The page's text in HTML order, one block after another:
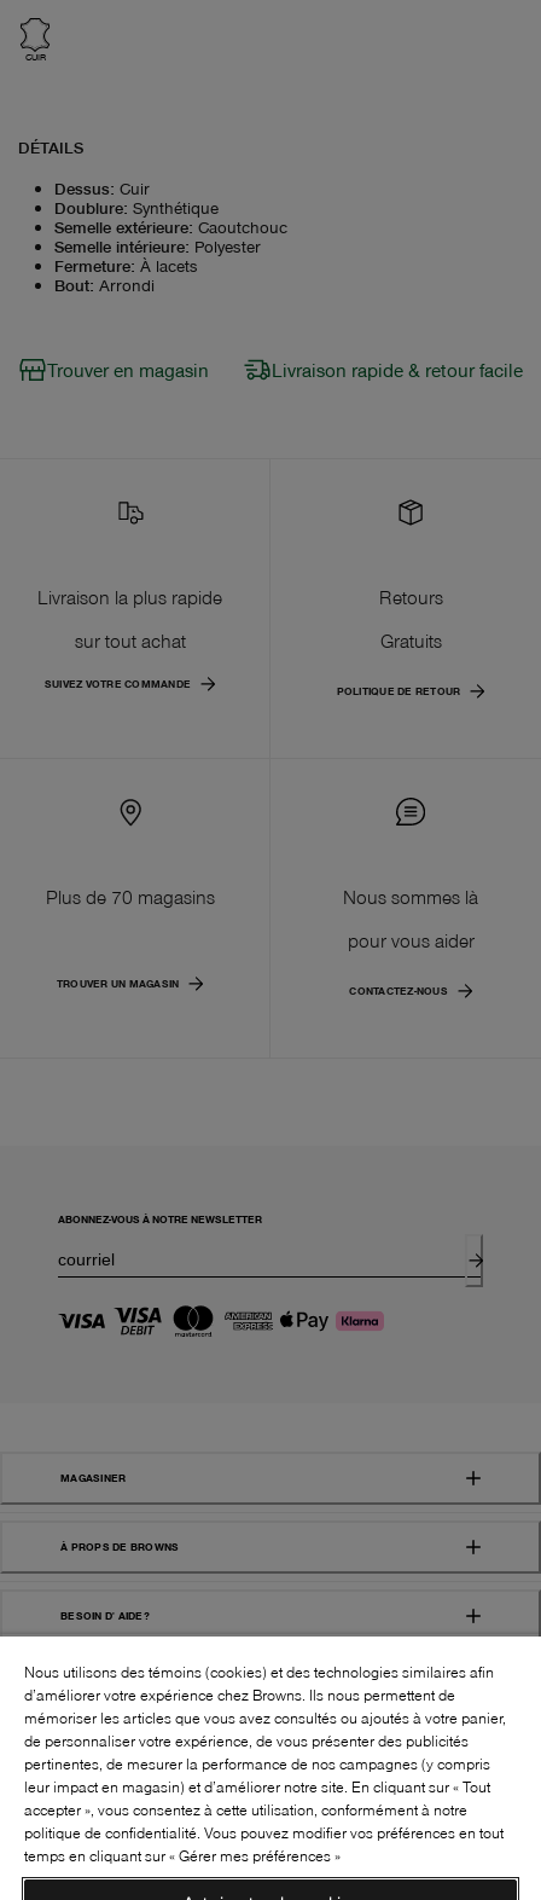
CUIR
DÉTAILS
Dessus: Cuir
Doublure: Synthétique
Semelle extérieure: Caoutchouc
Semelle intérieure: Polyester
Fermeture: À lacets
Bout: Arrondi
Trouver en magasin Livraison rapide & retour facile
Livraison la plus rapide
sur tout achat
SUIVEZ VOTRE COMMANDE
Retours
Gratuits
POLITIQUE DE RETOUR
Plus de 70 magasins
TROUVER UN MAGASIN
Nous sommes là
pour vous aider
CONTACTEZ-NOUS
ABONNEZ-VOUS À NOTRE NEWSLETTER
MAGASINER
À PROPS DE BROWNS
BESOIN D' AIDE?
BROWNS SHOES INC. TOUS DROITS
RÉSERVÉS
SUIVEZ-NOUS!:
Nous utilisons des témoins (cookies) et des technologies similaires afin
d’améliorer votre expérience chez Browns. Ils nous permettent de
mémoriser les articles que vous avez consultés ou ajoutés à votre panier,
de personnaliser votre expérience, de vous présenter des publicités
pertinentes, de mesurer la performance de nos campagnes (y compris
leur impact en magasin) et d’améliorer notre site. En cliquant sur « Tout
accepter », vous consentez à cette utilisation, conformément à notre
politique de confidentialité. Vous pouvez modifier vos préférences en tout
temps en cliquant sur « Gérer mes préférences »